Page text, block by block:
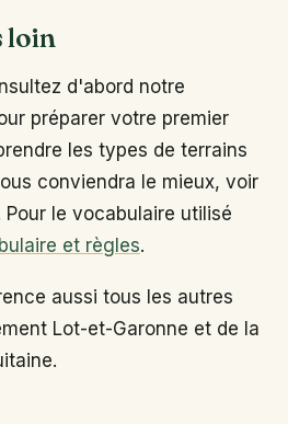
loin
d'abord notre
préparer votre premier
les types de terrains
conviendra le mieux, voir
Pour le vocabulaire utilisé
et règles.
aussi tous les autres
Lot-et-Garonne et de la